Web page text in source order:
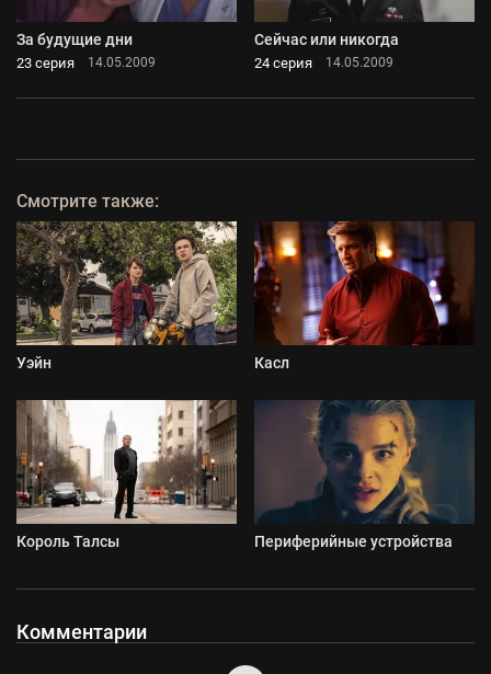
За будущие дни
23 серия 14.05.2009
Сейчас или никогда
24 серия 14.05.2009
Смотрите также:
Уэйн Касл
Король Талсы Периферийные устройства
Комментарии